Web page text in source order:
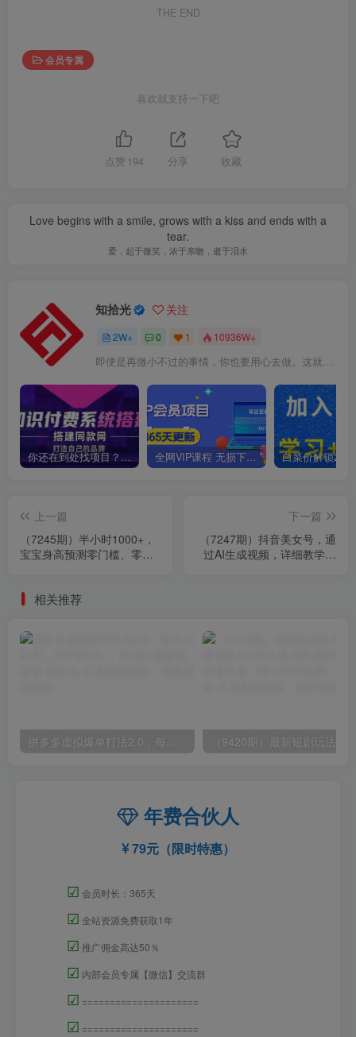
THE END
会员专属
喜欢就支持一下吧
点赞 194 分享 收藏
Love begins with a smile, grows with a kiss and ends with a
tear.
爱，起于微笑，浓于亲吻，逝于泪水
知拾光 关注
2W+ 0 1 10936W+
即便是再微小不过的事情，你也要用心去做。这就是成功的秘密
你还在到处找项目？还在当韭菜？我靠卖项目一个月收入5万+，曾经我也是个失败者。 全网VIP课程 无损下载~
上一篇
（7245期）半小时1000+，
宝宝身高预测零门槛、零投
下一篇
（7247期）抖音美女号，通
过AI生成视频，详细教学，
相关推荐
年费合伙人
79元（限时特惠）
☑ 会员时长：365天
☑ 全站资源免费获取1年
☑ 推广佣金高达50％
☑ 内部会员专属【微信】交流群
☑ =====================
☑ =====================